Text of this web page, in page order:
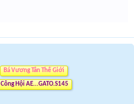
Bá Vương Tân Thế Giới
Công Hội AE...GATO.S145